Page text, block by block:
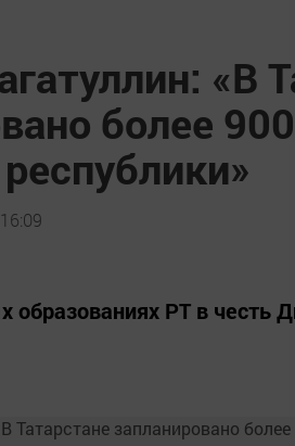
«В
более
образованиях РТ в честь